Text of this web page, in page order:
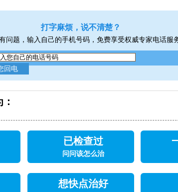
打字麻烦，说不清楚？
问题，输入自己的手机号码，免费享受权威专家电话服
已检查过
问问该怎么治
想快点治好